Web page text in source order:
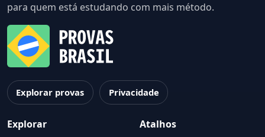
para quem está estudando com mais método.
Explorar provas Privacidade
Explorar
Atalhos